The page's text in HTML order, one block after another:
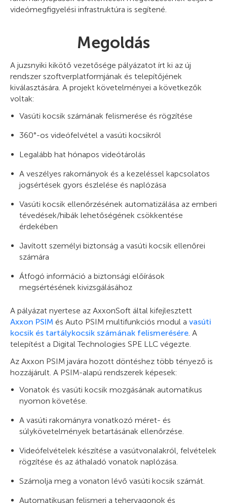
videómegfigyelési infrastruktúra is segítené.
Megoldás
A juzsnyiki kikötő vezetősége pályázatot írt ki az új
rendszer szoftverplatformjának és telepítőjének
kiválasztására. A projekt követelményei a következők
voltak:
Vasúti kocsik számának felismerése és rögzítése
360°-os videófelvétel a vasúti kocsikról
Legalább hat hónapos videótárolás
A veszélyes rakományok és a kezeléssel kapcsolatos
jogsértések gyors észlelése és naplózása
Vasúti kocsik ellenőrzésének automatizálása az emberi
tévedések/hibák lehetőségének csökkentése
érdekében
Javított személyi biztonság a vasúti kocsik ellenőrei
számára
Átfogó információ a biztonsági előírások
megsértésének kivizsgálásához
A pályázat nyertese az AxxonSoft által kifejlesztett
Axxon PSIM és Auto PSIM multifunkciós modul a vasúti
kocsik és tartálykocsik számának felismerésére. A
telepítést a Digital Technologies SPE LLC végezte.
Az Axxon PSIM javára hozott döntéshez több tényező is
hozzájárult. A PSIM-alapú rendszerek képesek:
Vonatok és vasúti kocsik mozgásának automatikus
nyomon követése.
A vasúti rakományra vonatkozó méret- és
súlykövetelmények betartásának ellenőrzése.
Videófelvételek készítése a vasútvonalakról, felvételek
rögzítése és az áthaladó vonatok naplózása.
Számolja meg a vonaton lévő vasúti kocsik számát.
Automatikusan felismeri a tehervagonok és